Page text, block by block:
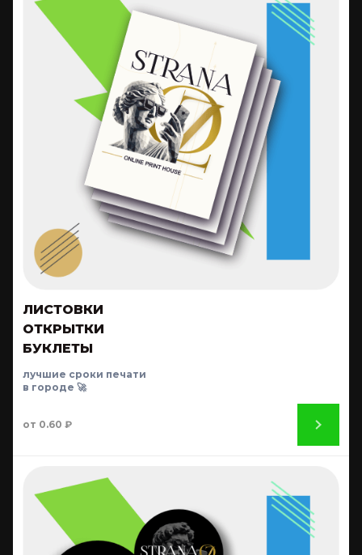
ЛИСТОВКИ
ОТКРЫТКИ
БУКЛЕТЫ
лучшие сроки печати
в городе 🚀
от 0.60 ₽